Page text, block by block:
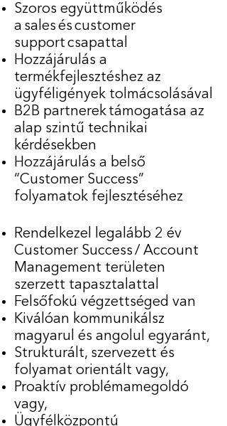
Szoros együttműködés
a sales és customer
support csapattal
Hozzájárulás a
termékfejlesztéshez az
ügyféligények tolmácsolásával
B2B partnerek támogatása az
alap szintű technikai
kérdésekben
Hozzájárulás a belső
“Customer Success”
folyamatok fejlesztéséhez
Rendelkezel legalább 2 év
Customer Success / Account
Management területen
szerzett tapasztalattal
Felsőfokú végzettséged van
Kiválóan kommunikálsz
magyarul és angolul egyaránt,
Strukturált, szervezett és
folyamat orientált vagy,
Proaktív problémamegoldó
vagy,
Ügyfélközpontú